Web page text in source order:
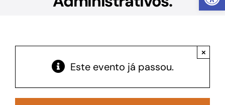
Acesso à Informação
Este evento já passou.
×